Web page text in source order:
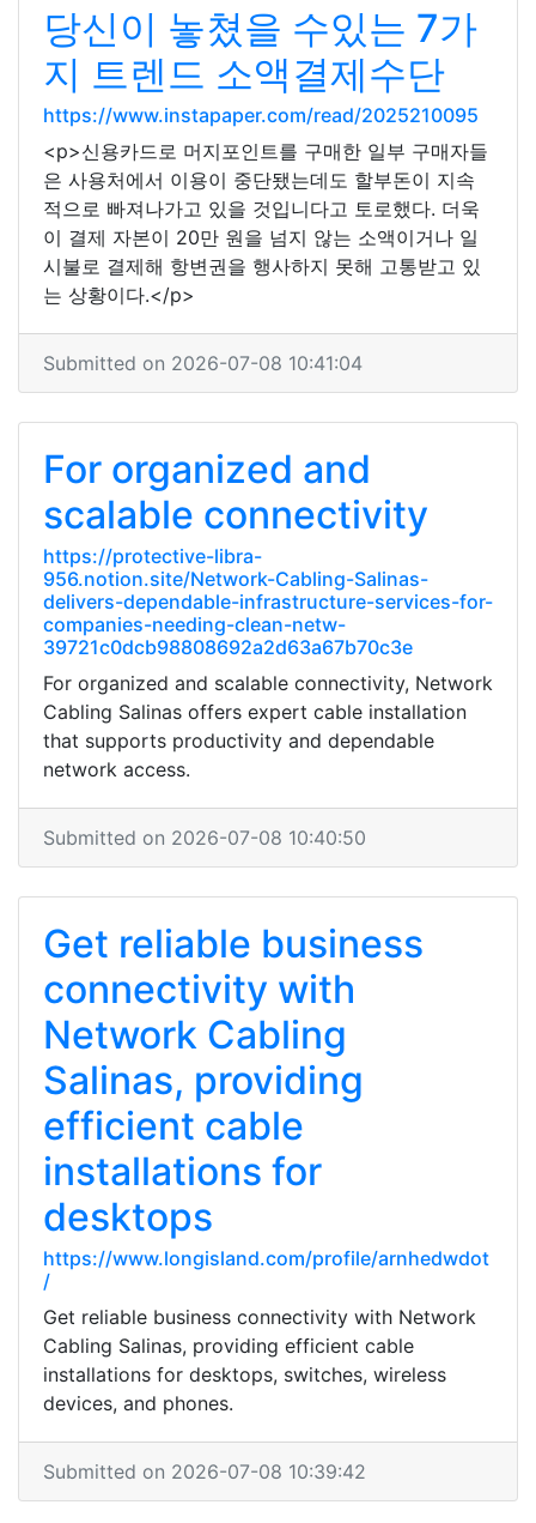
당신이 놓쳤을 수있는 7가
지 트렌드 소액결제수단
https://www.instapaper.com/read/2025210095
<p>신용카드로 머지포인트를 구매한 일부 구매자들
은 사용처에서 이용이 중단됐는데도 할부돈이 지속
적으로 빠져나가고 있을 것입니다고 토로했다. 더욱
이 결제 자본이 20만 원을 넘지 않는 소액이거나 일
시불로 결제해 항변권을 행사하지 못해 고통받고 있
는 상황이다.</p>
Submitted on 2026-07-08 10:41:04
For organized and
scalable connectivity
https://protective-libra-
956.notion.site/Network-Cabling-Salinas-
delivers-dependable-infrastructure-services-for-
companies-needing-clean-netw-
39721c0dcb98808692a2d63a67b70c3e
For organized and scalable connectivity, Network
Cabling Salinas offers expert cable installation
that supports productivity and dependable
network access.
Submitted on 2026-07-08 10:40:50
Get reliable business
connectivity with
Network Cabling
Salinas, providing
efficient cable
installations for
desktops
https://www.longisland.com/profile/arnhedwdot
/
Get reliable business connectivity with Network
Cabling Salinas, providing efficient cable
installations for desktops, switches, wireless
devices, and phones.
Submitted on 2026-07-08 10:39:42